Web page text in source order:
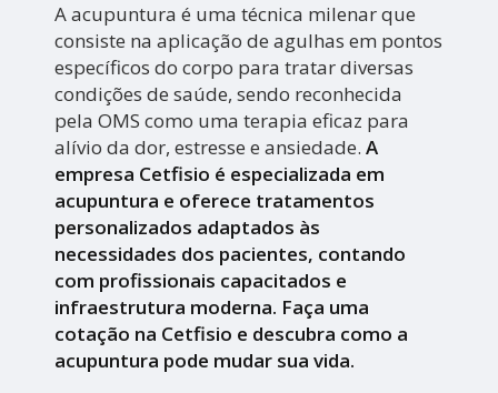
A acupuntura é uma técnica milenar que
consiste na aplicação de agulhas em pontos
específicos do corpo para tratar diversas
condições de saúde, sendo reconhecida
pela OMS como uma terapia eficaz para
alívio da dor, estresse e ansiedade.A
empresa Cetfisio é especializada em
acupuntura e oferece tratamentos
personalizados adaptados às
necessidades dos pacientes, contando
com profissionais capacitados e
infraestrutura moderna. Faça uma
cotação na Cetfisio e descubra como a
acupuntura pode mudar sua vida.